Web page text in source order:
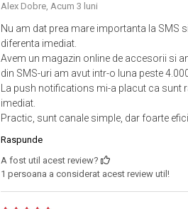
Alex Dobre, Acum 3 luni
Nu am dat prea mare importanta la SMS
diferenta imediat.
Avem un magazin online de accesorii si
din SMS-uri am avut intr-o luna peste
La push notifications mi-a placut ca
imediat.
Practic, sunt canale simple, dar foarte
Raspunde
A fost util acest review?
1 persoana a considerat acest review util!